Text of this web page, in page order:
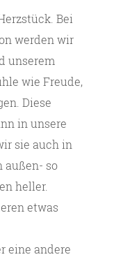
Bei
werden wir
unserem
wie Freude,
Diese
in unsere
sie auch in
außen- so
heller.
etwas
eine andere